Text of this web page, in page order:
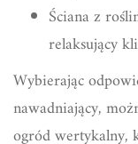
Ściana z
relaksujący
Wybierając
nawadniający,
ogród wertykalny,